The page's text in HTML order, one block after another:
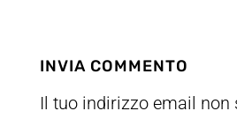
INVIA COMMENTO
Il tuo indirizzo email non